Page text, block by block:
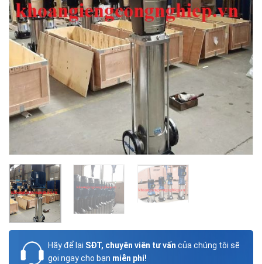
Hãy để lại SĐT, chuyên viên tư vấn của chúng tôi sẽ
gọi ngay cho bạn miễn phí!